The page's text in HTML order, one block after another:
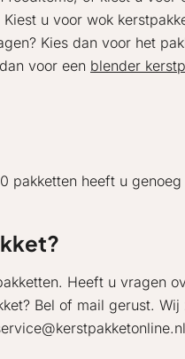
u voor wok
Kies dan voor het
voor een blender
pakketten heeft u genoeg
Heeft u vragen
Bel of mail gerust. Wij